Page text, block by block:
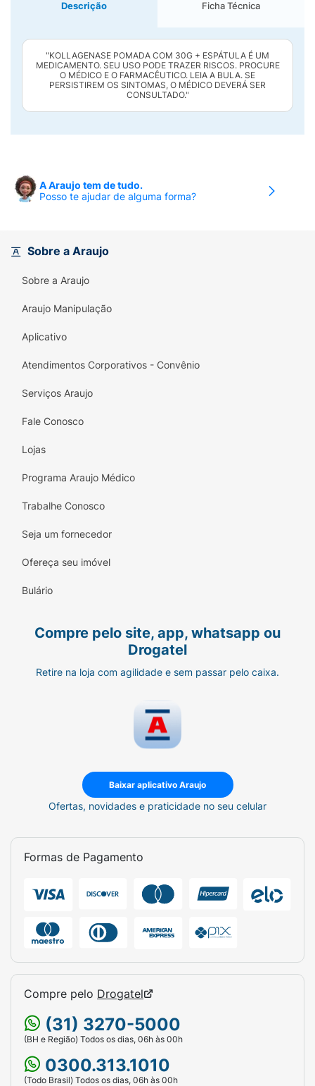
Descrição Ficha Técnica
"KOLLAGENASE POMADA COM 30G + ESPÁTULA É UM
MEDICAMENTO. SEU USO PODE TRAZER RISCOS. PROCURE
O MÉDICO E O FARMACÊUTICO. LEIA A BULA. SE
PERSISTIREM OS SINTOMAS, O MÉDICO DEVERÁ SER
CONSULTADO."
A Araujo tem de tudo.
Posso te ajudar de alguma forma?
Sobre a Araujo
Sobre a Araujo
Araujo Manipulação
Aplicativo
Atendimentos Corporativos - Convênio
Serviços Araujo
Fale Conosco
Lojas
Programa Araujo Médico
Trabalhe Conosco
Seja um fornecedor
Ofereça seu imóvel
Bulário
Compre pelo site, app, whatsapp ou
Drogatel
Retire na loja com agilidade e sem passar pelo caixa.
Baixar aplicativo Araujo
Ofertas, novidades e praticidade no seu celular
Formas de Pagamento
Compre pelo Drogatel
(31) 3270-5000
(BH e Região) Todos os dias, 06h às 00h
0300.313.1010
(Todo Brasil) Todos os dias, 06h às 00h